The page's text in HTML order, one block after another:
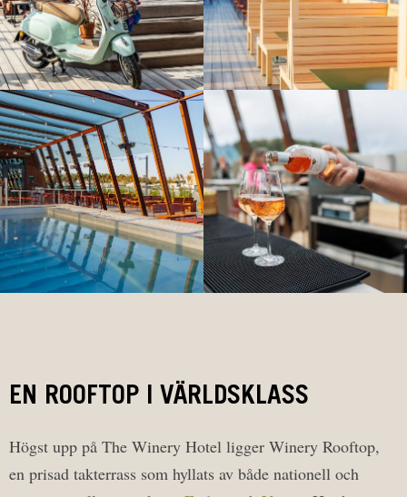
EN ROOFTOP I VÄRLDSKLASS
Högst upp på The Winery Hotel ligger Winery Rooftop,
en prisad takterrass som hyllats av både nationell och